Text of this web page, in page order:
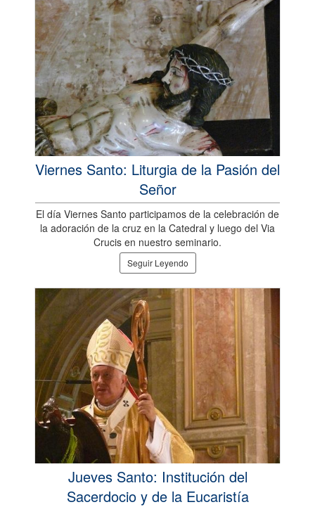
Viernes Santo: Liturgia de la Pasión del
Señor
El día Viernes Santo participamos de la celebración de
la adoración de la cruz en la Catedral y luego del Via
Crucis en nuestro seminario.
Seguir Leyendo
Jueves Santo: Institución del
Sacerdocio y de la Eucaristía